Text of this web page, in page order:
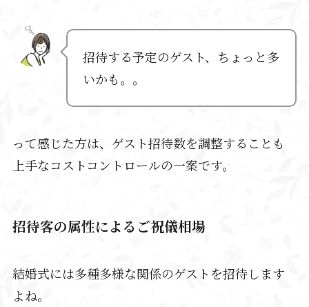
招待する予定のゲスト、ちょっと多
いかも。。
って感じた方は、ゲスト招待数を調整することも
上手なコストコントロールの一案です。
招待客の属性によるご祝儀相場
結婚式には多種多様な関係のゲストを招待します
よね。